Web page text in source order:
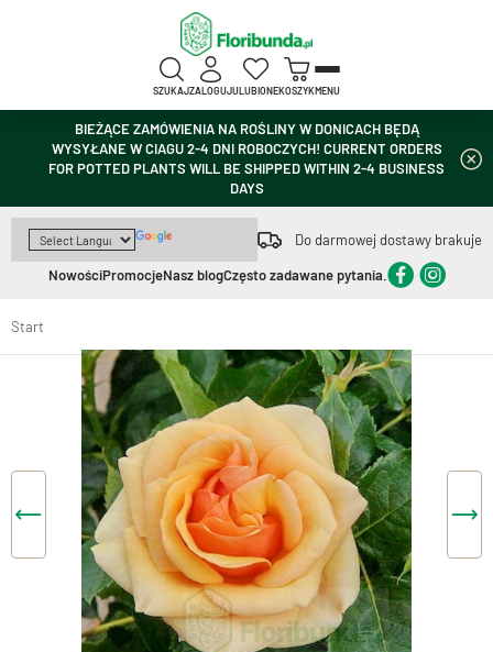
BIEŻĄCE ZAMÓWIENIA NA ROŚLINY W DONICACH BĘDĄ
WYSYŁANE W CIAGU 2-4 DNI ROBOCZYCH! CURRENT ORDERS
FOR POTTED PLANTS WILL BE SHIPPED WITHIN 2-4 BUSINESS
DAYS
Do darmowej dostawy brakuje
NowościPromocjeNasz blogCzęsto zadawane pytania.
SZUKAJZALOGUJULUBIONEKOSZYKMENU
Start